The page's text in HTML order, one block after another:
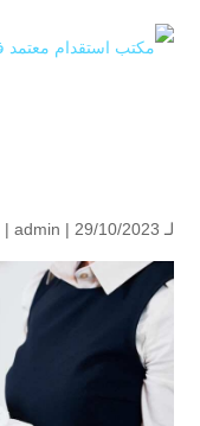
لـ admin | 29/10/2023 |